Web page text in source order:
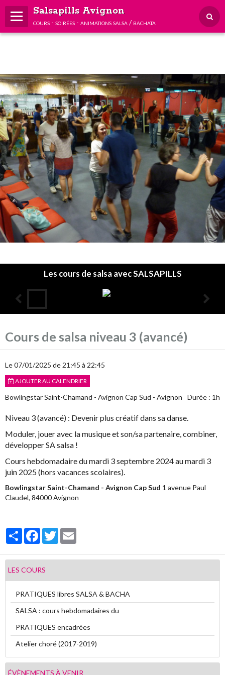
Salsapills Avignon
cours - soirées - animations salsa / bachata
Les cours de salsa avec SALSAPILLS
L'association
Les cours
Infos pratiques
Album photos
Vidéos
Contact
Sondages
Cours de salsa niveau 3 (avancé)
Le 07/01/2025 de 21:45 à 22:45
AJOUTER AU CALENDRIER
Bowlingstar Saint-Chamand - Avignon Cap Sud - Avignon Durée : 1h
Niveau 3 (avancé) : Devenir plus créatif dans sa danse.
Moduler, jouer avec la musique et son/sa partenaire, combiner,
développer SA salsa !
Cours hebdomadaire du mardi 3 septembre 2024 au mardi 3
juin 2025 (hors vacances scolaires).
Bowlingstar Saint-Chamand - Avignon Cap Sud 1 avenue Paul
Claudel, 84000 Avignon
PartagerFacebook
Twitter
LES COURS
PRATIQUES libres SALSA & BACHA
SALSA : cours hebdomadaires du
PRATIQUES encadrées
Atelier choré (2017-2019)
ÉVÈNEMENTS À VENIR